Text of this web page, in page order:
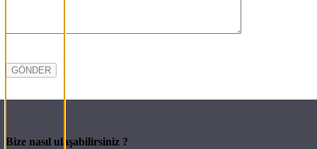
Bize nasıl ulaşabilirsiniz ?